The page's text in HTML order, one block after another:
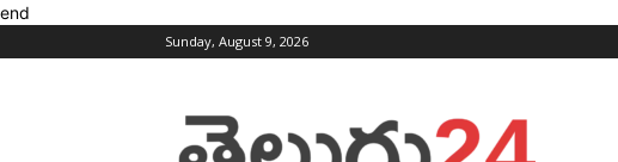
end
Sunday, August 9, 2026